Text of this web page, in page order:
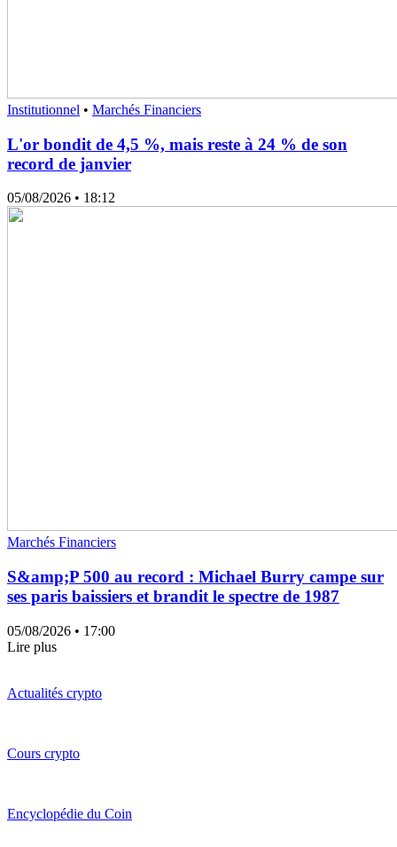
Institutionnel • Marchés Financiers
L'or bondit de 4,5 %, mais reste à 24 % de son
record de janvier
05/08/2026 • 18:12
Marchés Financiers
S&amp;P 500 au record : Michael Burry campe sur
ses paris baissiers et brandit le spectre de 1987
05/08/2026 • 17:00
Lire plus
Actualités crypto
Cours crypto
Encyclopédie du Coin